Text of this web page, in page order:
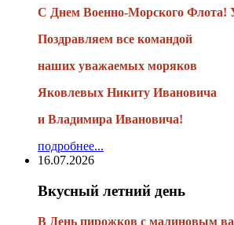
С Днем Военно-Морского Флота!
Поздравляем все командой
наших уважаемых моряков
Яковлевых Никиту Ивановича
и Владимира Ивановича!
подробнее...
16.07.2026
Вкусный летний день
В День пирожков с малиновым